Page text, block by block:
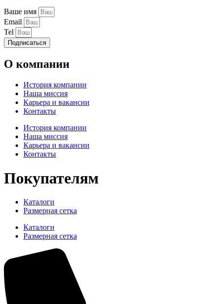
Ваше имя
Email
Tel
Подписаться
О компании
История компании
Наша миссия
Карьера и вакансии
Контакты
История компании
Наша миссия
Карьера и вакансии
Контакты
Покупателям
Каталоги
Размерная сетка
Каталоги
Размерная сетка